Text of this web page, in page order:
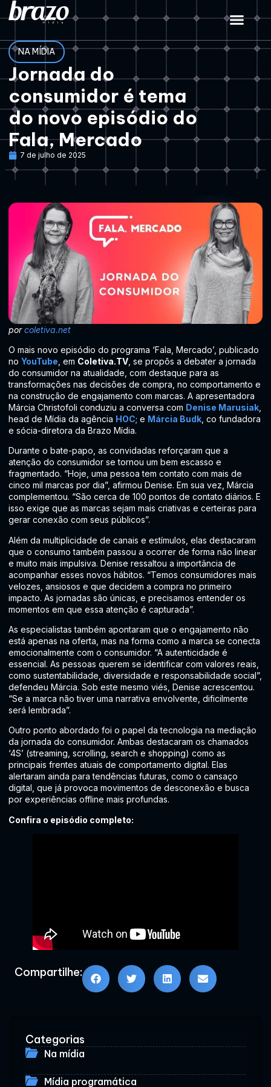
NA MÍDIA
Jornada do
consumidor é tema
do novo episódio do
Fala, Mercado
7 de julho de 2025
porcoletiva.net
O mais novo episódio do programa ‘Fala, Mercado’, publicado
no YouTube , em Coletiva.TV , se propôs a debater a jornada
do consumidor na atualidade, com destaque para as
transformações nas decisões de compra, no comportamento e
na construção de engajamento com marcas. A apresentadora
Márcia Christofoli conduziu a conversa com Denise Marusiak
head de Mídia da agência HOC; e Márcia Budk , co fundadora
e sócia-diretora da Brazo Mídia.
Durante o bate-papo, as convidadas reforçaram que a
atenção do consumidor se tornou um bem escasso e
fragmentado. “Hoje, uma pessoa tem contato com mais de
cinco mil marcas por dia”, afirmou Denise. Em sua vez, Márcia
complementou. “São cerca de 100 pontos de contato diários. E
isso exige que as marcas sejam mais criativas e certeiras para
gerar conexão com seus públicos”.
Além da multiplicidade de canais e estímulos, elas destacaram
que o consumo também passou a ocorrer de forma não linear
e muito mais impulsiva. Denise ressaltou a importância de
acompanhar esses novos hábitos. “Temos consumidores mais
velozes, ansiosos e que decidem a compra no primeiro
impacto. As jornadas são únicas, e precisamos entender os
momentos em que essa atenção é capturada”.
As especialistas também apontaram que o engajamento não
está apenas na oferta, mas na forma como a marca se conecta
emocionalmente com o consumidor. “A autenticidade é
essencial. As pessoas querem se identificar com valores reais,
como sustentabilidade, diversidade e responsabilidade social”,
defendeu Márcia. Sob este mesmo viés, Denise acrescentou.
“Se a marca não tiver uma narrativa envolvente, dificilmente
será lembrada”.
Outro ponto abordado foi o papel da tecnologia na mediação
da jornada do consumidor. Ambas destacaram os chamados
‘4S’ (streaming, scrolling, search e shopping) como as
principais frentes atuais de comportamento digital. Elas
alertaram ainda para tendências futuras, como o cansaço
digital, que já provoca movimentos de desconexão e busca
por experiências offline mais profundas.
Confira o episódio completo:
Compartilhe:
Categorias
Na mídia
Mídia programática